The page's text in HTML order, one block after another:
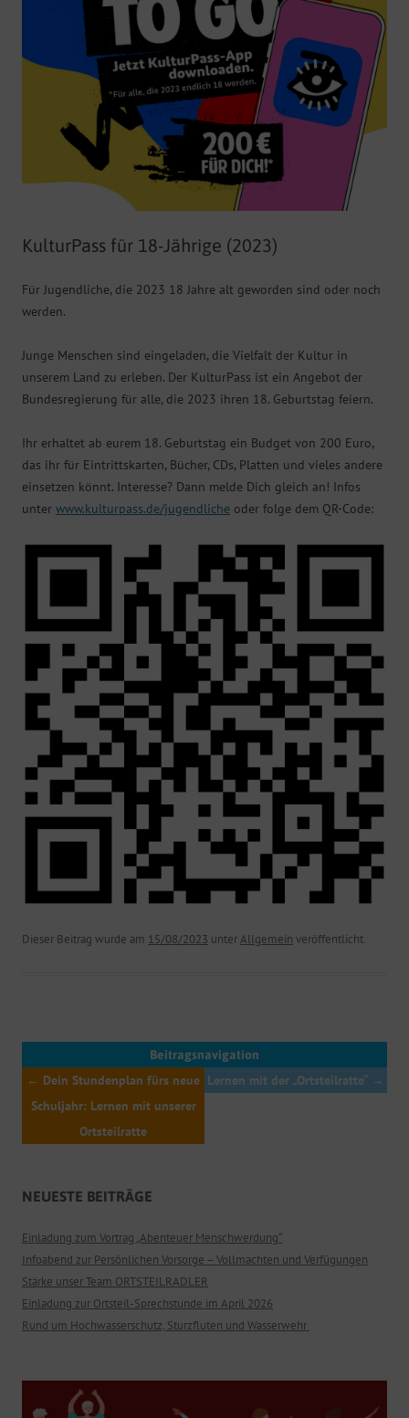
KulturPass für 18-Jährige (2023)
Für Jugendliche, die 2023 18 Jahre alt geworden sind oder noch
werden.
Junge Menschen sind eingeladen, die Vielfalt der Kultur in
unserem Land zu erleben. Der KulturPass ist ein Angebot der
Bundesregierung für alle, die 2023 ihren 18. Geburtstag feiern.
Ihr erhaltet ab eurem 18. Geburtstag ein Budget von 200 Euro,
das ihr für Eintrittskarten, Bücher, CDs, Platten und vieles andere
einsetzen könnt. Interesse? Dann melde Dich gleich an! Infos
unter www.kulturpass.de/jugendliche oder folge dem QR-Code:
Dieser Beitrag wurde am 15/08/2023 unterAllgemein veröffentlicht.
Beitragsnavigation
← Dein Stundenplan fürs neue
Schuljahr: Lernen mit unserer
Ortsteilratte
Lernen mit der „Ortsteilratte“ →
NEUESTE BEITRÄGE
Einladung zum Vortrag „Abenteuer Menschwerdung“
Infoabend zur Persönlichen Vorsorge – Vollmachten und Verfügungen
Stärke unser Team ORTSTEILRADLER
Einladung zur Ortsteil-Sprechstunde im April 2026
Rund um Hochwasserschutz, Sturzfluten und Wasserwehr